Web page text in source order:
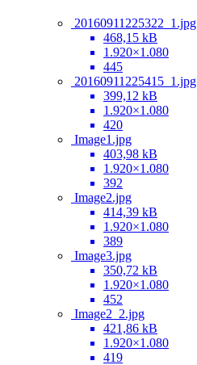
20160911225322_1.jpg
468,15 kB
1.920×1.080
445
20160911225415_1.jpg
399,12 kB
1.920×1.080
420
Image1.jpg
403,98 kB
1.920×1.080
392
Image2.jpg
414,39 kB
1.920×1.080
389
Image3.jpg
350,72 kB
1.920×1.080
452
Image2_2.jpg
421,86 kB
1.920×1.080
419